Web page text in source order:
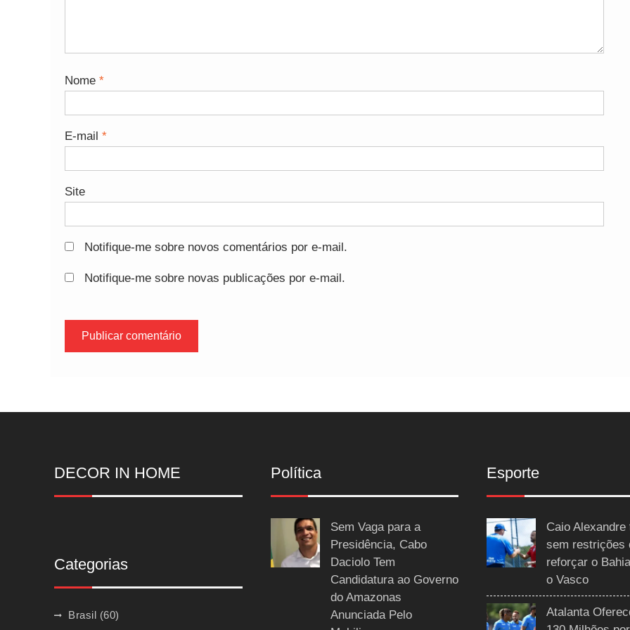
Nome *
E-mail *
Site
Notifique-me sobre novos comentários por e-mail.
Notifique-me sobre novas publicações por e-mail.
DECOR IN HOME
Categorias
Brasil (60)
Política
Sem Vaga para a
Presidência, Cabo
Daciolo Tem
Candidatura ao Governo
do Amazonas
Anunciada Pelo
Esporte
Caio Alexandre
sem restrições
reforçar o
o Vasco
Atalanta